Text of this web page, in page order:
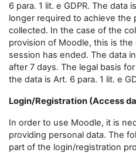
6 para. 1 lit. e GDPR. The data
longer required to achieve the
collected. In the case of the
provision of Moodle, this is
session has ended. The data
after 7 days. The legal basis
the data is Art. 6 para. 1 lit. e
Login/Registration (Access
In order to use Moodle, it is
providing personal data. The
part of the login/registration